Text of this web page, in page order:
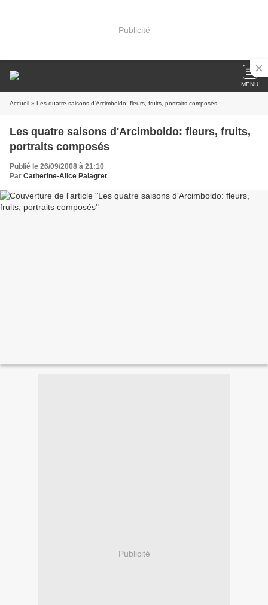
Publicité
MENU
Accueil » Les quatre saisons d'Arcimboldo: fleurs, fruits, portraits composés
Les quatre saisons d'Arcimboldo: fleurs, fruits,
portraits composés
Publié le 26/09/2008 à 21:10
Par Catherine-Alice Palagret
Publicité